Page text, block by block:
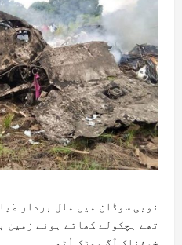
تھے ہچکولے کھاتے ہوئے زمین